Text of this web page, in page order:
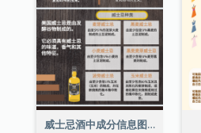
威士忌酒中成分信息图表